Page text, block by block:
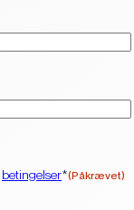
betingelser*(Påkrævet)